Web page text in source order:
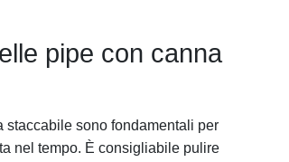
pipe con canna
staccabile sono fondamentali per
nel tempo. È consigliabile pulire